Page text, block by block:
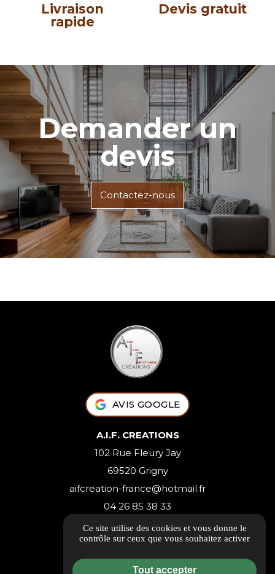
Livraison
rapide
Devis gratuit
Demander un
devis
Contactez-nous
AVIS GOOGLE
A.I.F. CREATIONS
102 Rue Fleury Jay
69520 Grigny
aifcreation-france@hotmail.fr
04 26 85 38 33
Itinéraire
Ce site utilise des cookies et vous donne le
contrôle sur ceux que vous souhaitez activer
Tout accepter